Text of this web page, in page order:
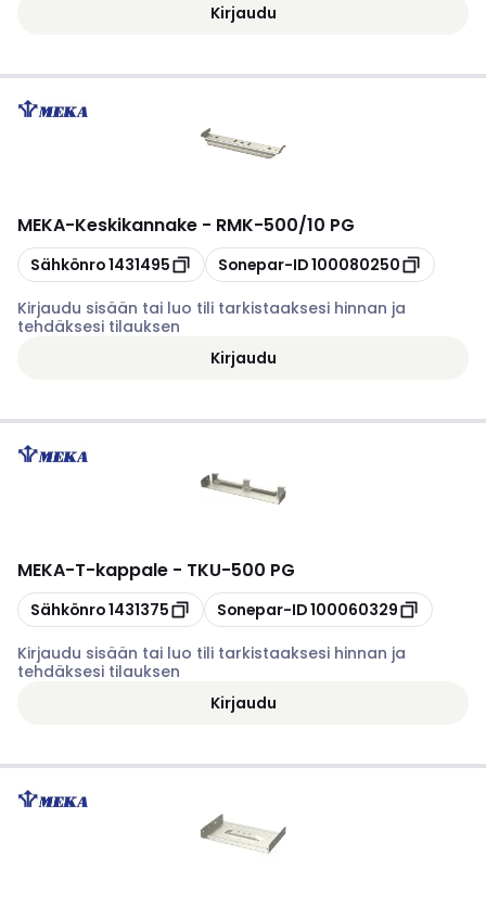
Kirjaudu
MEKA-Keskikannake - RMK-500/10 PG
Kopioi
Sähkönro1431495 Kopioi
Sonepar-ID100080250
Kirjaudu sisään tai luo tili tarkistaaksesi hinnan ja
tehdäksesi tilauksen
Kirjaudu
MEKA-T-kappale - TKU-500 PG
Kopioi
Sähkönro1431375 Kopioi
Sonepar-ID100060329
Kirjaudu sisään tai luo tili tarkistaaksesi hinnan ja
tehdäksesi tilauksen
Kirjaudu